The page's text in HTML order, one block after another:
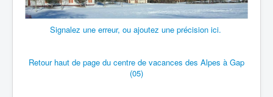
Signalez une erreur, ou ajoutez une précision ici.
Retour haut de page du centre de vacances des Alpes à Gap
(05)